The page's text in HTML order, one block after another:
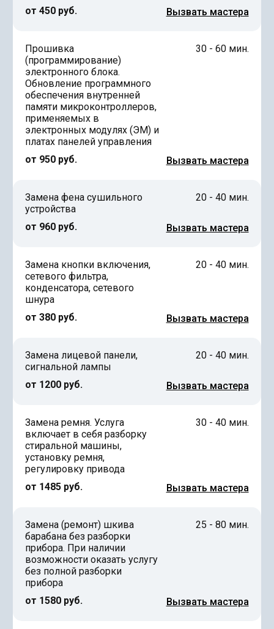
от 450 руб.
Вызвать мастера
Прошивка
(программирование)
электронного блока.
Обновление программного
обеспечения внутренней
памяти микроконтроллеров,
применяемых в
электронных модулях (ЭМ) и
платах панелей управления
от 950 руб.
30 - 60 мин.
Вызвать мастера
Замена фена сушильного
устройства
от 960 руб.
20 - 40 мин.
Вызвать мастера
Замена кнопки включения,
сетевого фильтра,
конденсатора, сетевого
шнура
от 380 руб.
20 - 40 мин.
Вызвать мастера
Замена лицевой панели,
сигнальной лампы
от 1200 руб.
20 - 40 мин.
Вызвать мастера
Замена ремня. Услуга
включает в себя разборку
стиральной машины,
установку ремня,
регулировку привода
от 1485 руб.
30 - 40 мин.
Вызвать мастера
Замена (ремонт) шкива
барабана без разборки
прибора. При наличии
возможности оказать услугу
без полной разборки
прибора
от 1580 руб.
25 - 80 мин.
Вызвать мастера